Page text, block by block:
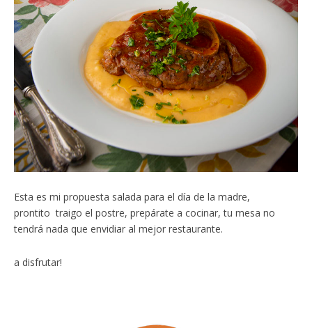
Esta es mi propuesta salada para el día de la madre,
prontito traigo el postre, prepárate a cocinar, tu mesa no
tendrá nada que envidiar al mejor restaurante.
a disfrutar!